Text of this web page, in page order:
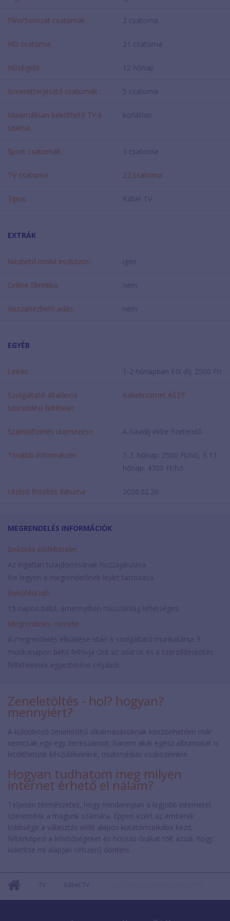
Film/Sorozat csatornák : 2 csatorna
HD csatorna: 21 csatorna
Hűségidő: 12 hónap
Ismeretterjesztő csatornák : 5 csatorna
Maximálisan beköthető TV-k
száma:
korlátlan
Sport csatornák : 3 csatorna
TV csatorna: 22 csatorna
Típus: Kábel TV
EXTRÁK
Nézhető mobil eszközön: igen
Online filmtéka: nem
Visszanézhető adás: nem
EGYÉB
Leírás: 1-2 hónapban FIX díj: 2500 Ft!
Szolgáltató általános
szerződési feltételei:
Kábelszatnet ÁSZF
Számlafizetés ütemezése: A havidíj előre fizetendő
További információk:
1-2. hónap: 2500 Ft/hó, 3-11.
hónap: 4700 Ft/hó
Utolsó frissítés dátuma: 2026.02.26.
MEGRENDELÉS INFORMÁCIÓK
Bekötés előfeltételei:
Bekötési idő:
Megrendelés menete:
Zeneletöltés - hol? hogyan?
mennyiért?
A különböző zeneletöltő alkalmazásoknak köszönhetően már
nemcsak egy-egy zeneszámot, hanem akár egész albumokat is
letölthetünk készülékeinkre, multimédiás eszközeinkre.
Hogyan tudhatom meg milyen
internet érhető el nálam?
Teljesen természetes, hogy mindannyian a legjobb internetet
szeretnénk a magunk számára. Éppen ezért az emberek
többsége a választás előtt alapos kutatómunkába kezd,
feltérképezi a lehetőségeket és hosszú órákat tölt azzal, hogy
kiderítse mi alapján célszerű dönteni.
TV Kábel TV